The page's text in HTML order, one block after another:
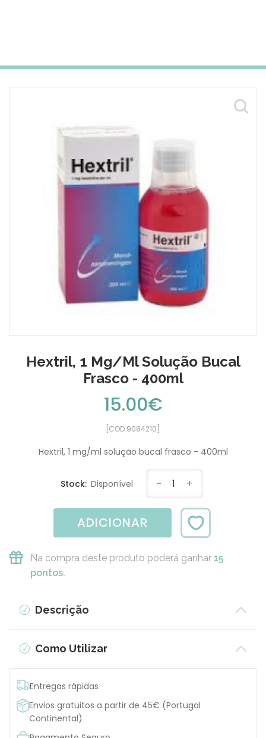
Hextril, 1 Mg/ml Solução Bucal
Frasco - 400ml
15.00€
[COD 9084210]
Hextril, 1 mg/ml solução bucal frasco - 400ml
Stock: Disponível - 1 +
ADICIONAR
Na compra deste produto poderá ganhar 15
pontos.
Descrição
Como Utilizar
Entregas rápidas
Envios gratuitos a partir de 45€ (Portugal
Continental)